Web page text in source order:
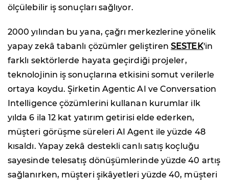
ölçülebilir iş sonuçları sağlıyor.
2000 yılından bu yana, çağrı merkezlerine yönelik
yapay zekâ tabanlı çözümler geliştirenSESTEK'in
farklı sektörlerde hayata geçirdiği projeler,
teknolojinin iş sonuçlarına etkisini somut verilerle
ortaya koydu. Şirketin Agentic AI ve Conversation
Intelligence çözümlerini kullanan kurumlar ilk
yılda 6 ila 12 kat yatırım getirisi elde ederken,
müşteri görüşme süreleri AI Agent ile yüzde 48
kısaldı. Yapay zekâ destekli canlı satış koçluğu
sayesinde telesatış dönüşümlerinde yüzde 40 artış
sağlanırken, müşteri şikâyetleri yüzde 40, müşteri